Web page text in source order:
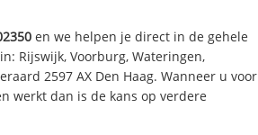
en we helpen je direct in de gehele
Rijswijk, Voorburg, Wateringen,
2597 AX Den Haag. Wanneer u voor
werkt dan is de kans op verdere